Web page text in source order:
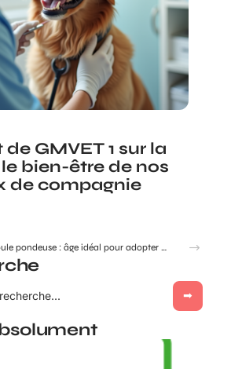
de GMVET 1 sur la
bien-être de nos
de compagnie
Durée de vie poule pondeuse : âge idéal pour adopter ou renouveler ?